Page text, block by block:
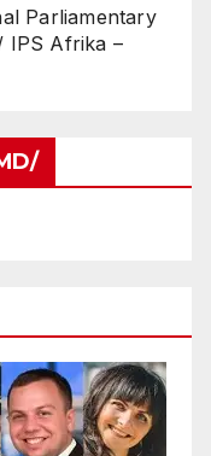
Parliamentary
IPS Afrika –